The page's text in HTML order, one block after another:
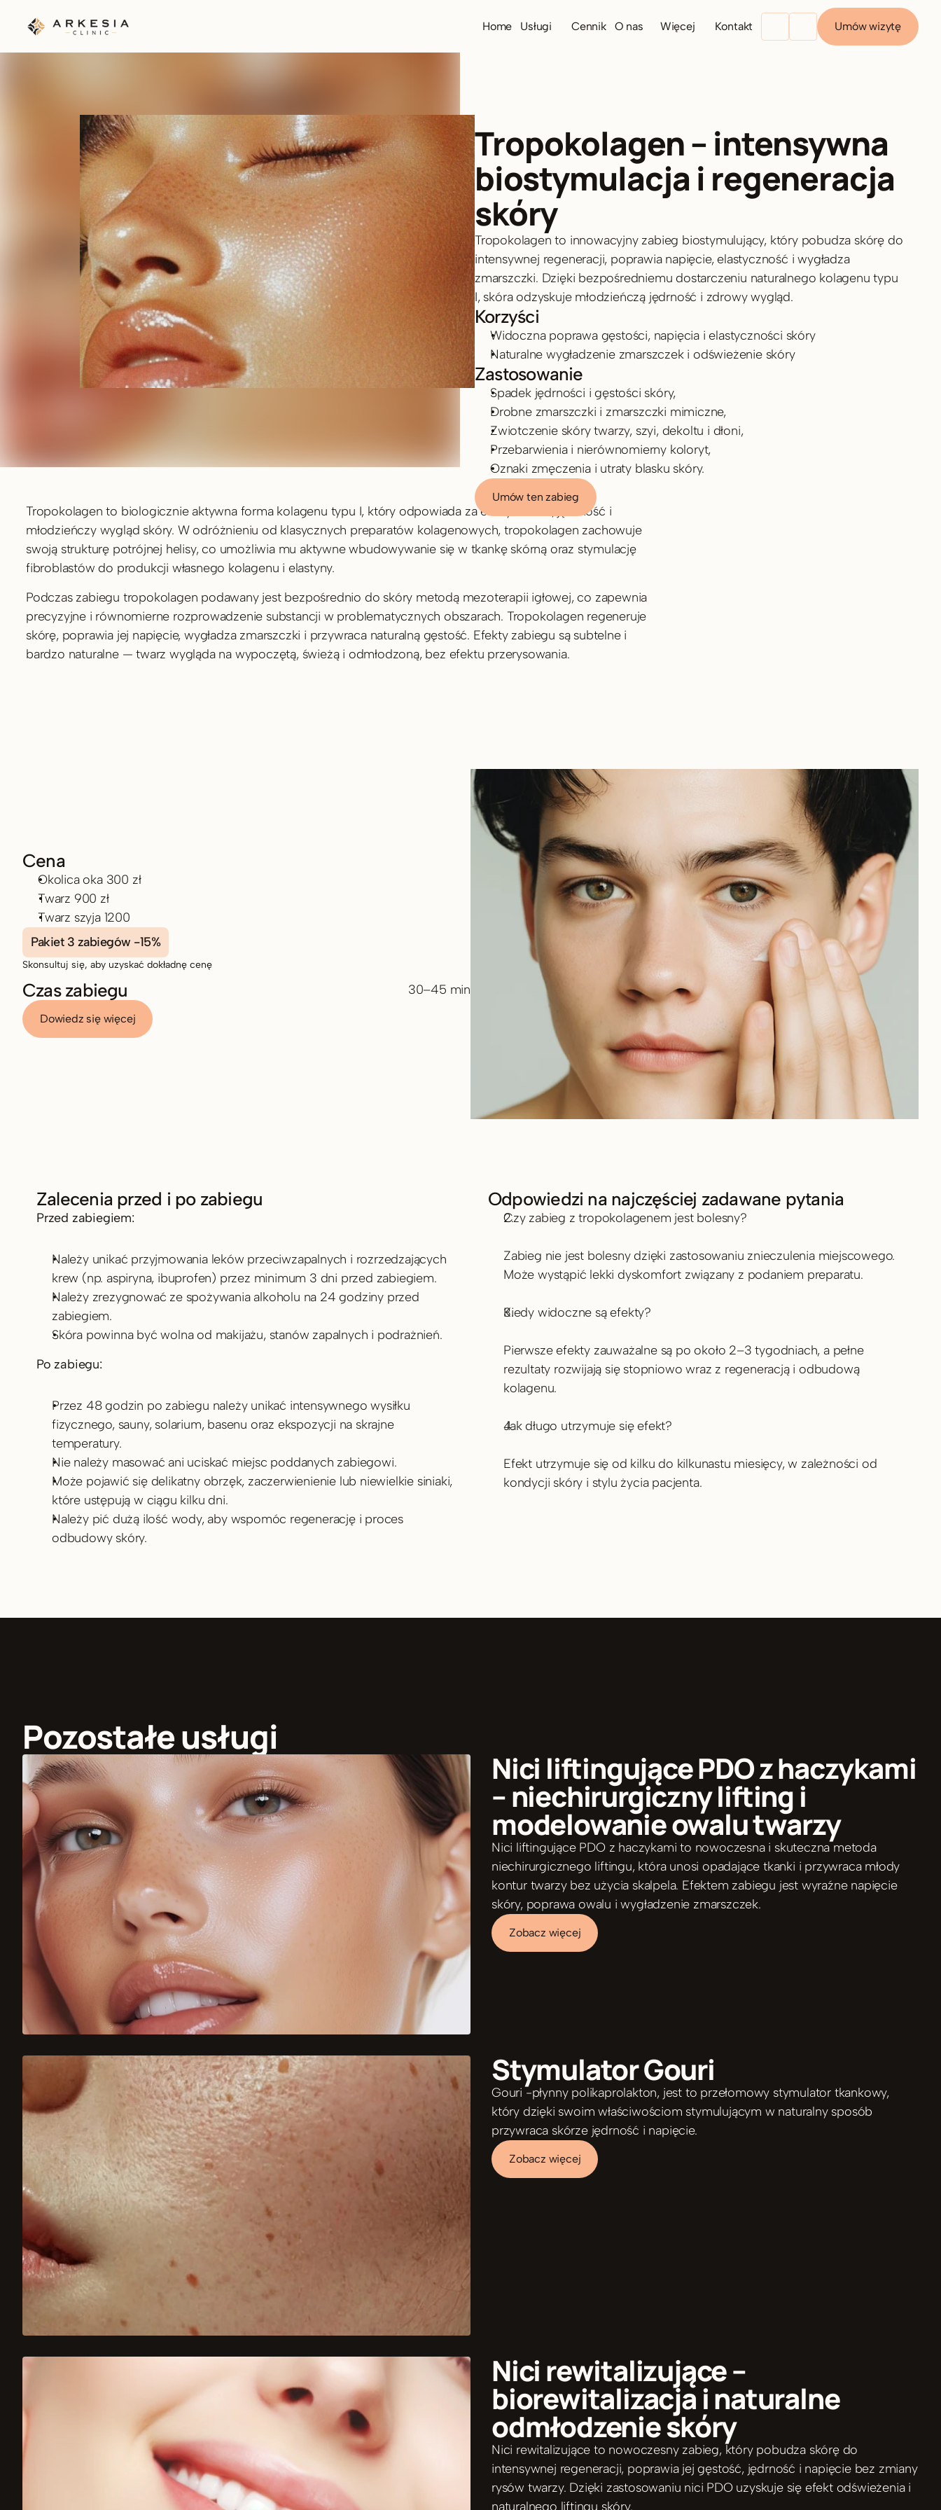
Home Usługi
Zabiegi lekarskie
Wszystkie
Cennik O nas Więcej Kontakt Umów wizytę
Tropokolagen – intensywna
biostymulacja i regeneracja
skóry
Tropokolagen to innowacyjny zabieg biostymulujący, który pobudza skórę do
intensywnej regeneracji, poprawia napięcie, elastyczność i wygładza
zmarszczki. Dzięki bezpośredniemu dostarczeniu naturalnego kolagenu typu
I, skóra odzyskuje młodzieńczą jędrność i zdrowy wygląd.
Korzyści
Widoczna poprawa gęstości, napięcia i elastyczności skóry
Naturalne wygładzenie zmarszczek i odświeżenie skóry
Zastosowanie
Spadek jędrności i gęstości skóry,
Drobne zmarszczki i zmarszczki mimiczne,
Zwiotczenie skóry twarzy, szyi, dekoltu i dłoni,
Przebarwienia i nierównomierny koloryt,
Oznaki zmęczenia i utraty blasku skóry.
Umów ten zabieg
Tropokolagen to biologicznie aktywna forma kolagenu typu I, który odpowiada za elastyczność, jędrność i
młodzieńczy wygląd skóry. W odróżnieniu od klasycznych preparatów kolagenowych, tropokolagen zachowuje
swoją strukturę potrójnej helisy, co umożliwia mu aktywne wbudowywanie się w tkankę skórną oraz stymulację
fibroblastów do produkcji własnego kolagenu i elastyny.
Podczas zabiegu tropokolagen podawany jest bezpośrednio do skóry metodą mezoterapii igłowej, co zapewnia
precyzyjne i równomierne rozprowadzenie substancji w problematycznych obszarach. Tropokolagen regeneruje
skórę, poprawia jej napięcie, wygładza zmarszczki i przywraca naturalną gęstość. Efekty zabiegu są subtelne i
bardzo naturalne — twarz wygląda na wypoczętą, świeżą i odmłodzoną, bez efektu przerysowania.
Cena
Okolica oka 300 zł
Twarz 900 zł
Twarz szyja 1200
Pakiet 3 zabiegów -15%
Skonsultuj się, aby uzyskać dokładnę cenę
Czas zabiegu 30–45 min
Dowiedz się więcej
Zalecenia przed i po zabiegu
Przed zabiegiem:
Należy unikać przyjmowania leków przeciwzapalnych i rozrzedzających
krew (np. aspiryna, ibuprofen) przez minimum 3 dni przed zabiegiem.
Należy zrezygnować ze spożywania alkoholu na 24 godziny przed
zabiegiem.
Skóra powinna być wolna od makijażu, stanów zapalnych i podrażnień.
Po zabiegu:
Przez 48 godzin po zabiegu należy unikać intensywnego wysiłku
fizycznego, sauny, solarium, basenu oraz ekspozycji na skrajne
temperatury.
Nie należy masować ani uciskać miejsc poddanych zabiegowi.
Może pojawić się delikatny obrzęk, zaczerwienienie lub niewielkie siniaki,
które ustępują w ciągu kilku dni.
Należy pić dużą ilość wody, aby wspomóc regenerację i proces
odbudowy skóry.
Odpowiedzi na najczęściej zadawane pytania
Czy zabieg z tropokolagenem jest bolesny?
Zabieg nie jest bolesny dzięki zastosowaniu znieczulenia miejscowego.
Może wystąpić lekki dyskomfort związany z podaniem preparatu.
Kiedy widoczne są efekty?
Pierwsze efekty zauważalne są po około 2–3 tygodniach, a pełne
rezultaty rozwijają się stopniowo wraz z regeneracją i odbudową
kolagenu.
Jak długo utrzymuje się efekt?
Efekt utrzymuje się od kilku do kilkunastu miesięcy, w zależności od
kondycji skóry i stylu życia pacjenta.
Pozostałe usługi
Nici liftingujące PDO z haczykami
– niechirurgiczny lifting i
modelowanie owalu twarzy
Nici liftingujące PDO z haczykami to nowoczesna i skuteczna metoda
niechirurgicznego liftingu, która unosi opadające tkanki i przywraca młody
kontur twarzy bez użycia skalpela. Efektem zabiegu jest wyraźne napięcie
skóry, poprawa owalu i wygładzenie zmarszczek.
Zobacz więcej
Stymulator Gouri
Gouri -płynny polikaprolakton, jest to przełomowy stymulator tkankowy,
który dzięki swoim właściwościom stymulującym w naturalny sposób
przywraca skórze jędrność i napięcie.
Zobacz więcej
Nici rewitalizujące –
biorewitalizacja i naturalne
odmłodzenie skóry
Nici rewitalizujące to nowoczesny zabieg, który pobudza skórę do
intensywnej regeneracji, poprawia jej gęstość, jędrność i napięcie bez zmiany
rysów twarzy. Dzięki zastosowaniu nici PDO uzyskuje się efekt odświeżenia i
naturalnego liftingu skóry.